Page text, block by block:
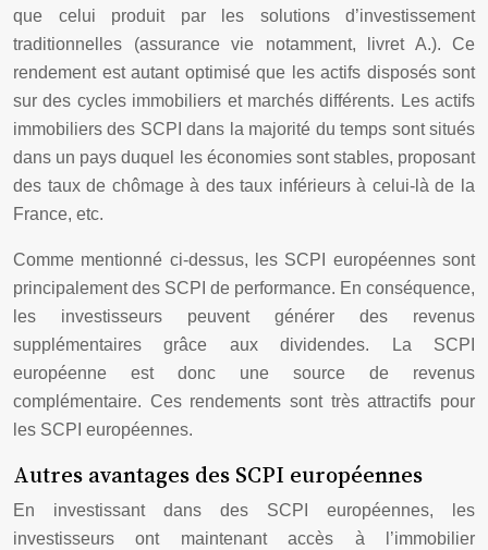
que celui produit par les solutions d’investissement
traditionnelles (assurance vie notamment, livret A.). Ce
rendement est autant optimisé que les actifs disposés sont
sur des cycles immobiliers et marchés différents. Les actifs
immobiliers des SCPI dans la majorité du temps sont situés
dans un pays duquel les économies sont stables, proposant
des taux de chômage à des taux inférieurs à celui-là de la
France, etc.
Comme mentionné ci-dessus, les SCPI européennes sont
principalement des SCPI de performance. En conséquence,
les investisseurs peuvent générer des revenus
supplémentaires grâce aux dividendes. La SCPI
européenne est donc une source de revenus
complémentaire. Ces rendements sont très attractifs pour
les SCPI européennes.
Autres avantages des SCPI européennes
En investissant dans des SCPI européennes, les
investisseurs ont maintenant accès à l’immobilier